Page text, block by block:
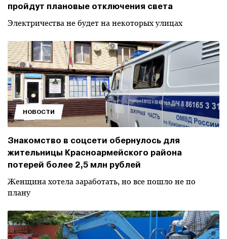
пройдут плановые отключения света
Электричества не будет на некоторых улицах
НОВОСТИ
Знакомство в соцсети обернулось для
жительницы Красноармейского района
потерей более 2,5 млн рублей
Женщина хотела заработать, но все пошло не по
плану